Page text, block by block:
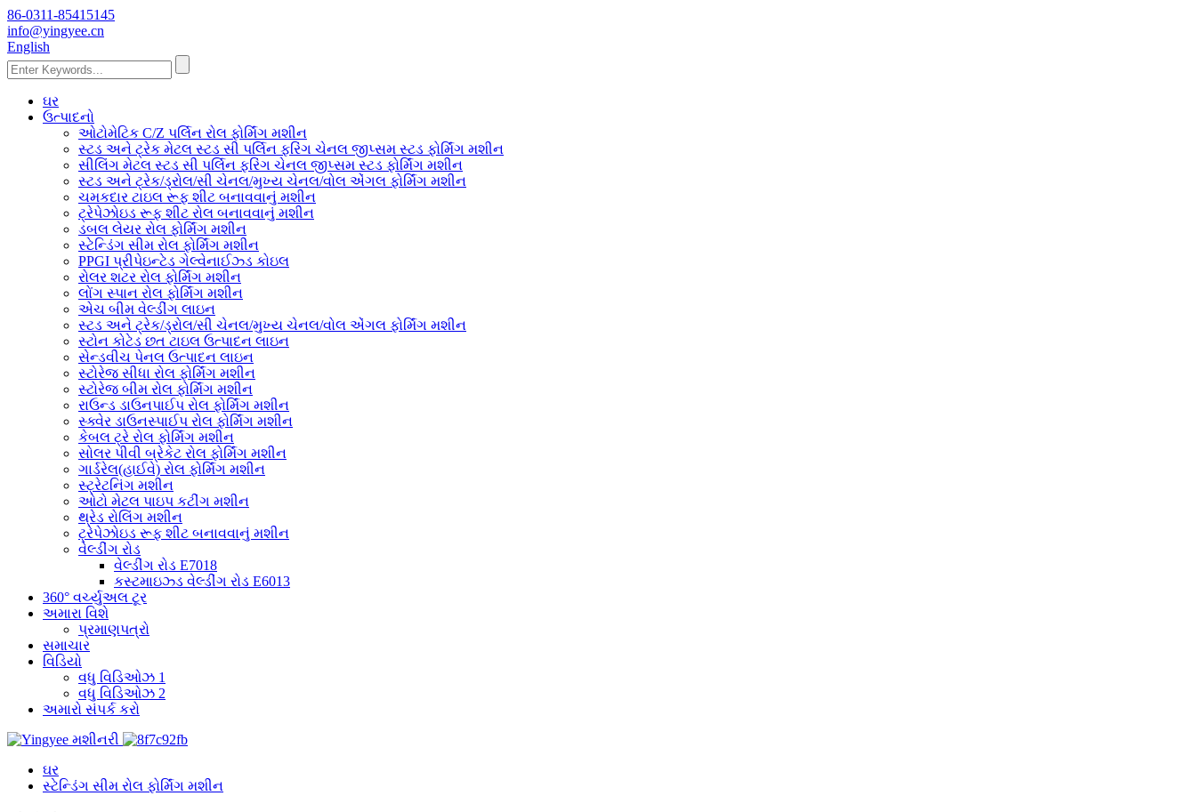
86-0311-85415145
info@yingyee.cn
English
ઘર
ઉત્પાદનો
ઓટોમેટિક C/Z પર્લિન રોલ ફોર્મિંગ મશીન
સ્ટડ અને ટ્રેક મેટલ સ્ટડ સી પર્લિન ફરિંગ ચેનલ જીપ્સમ સ્ટડ ફોર્મિંગ મશીન
સીલિંગ મેટલ સ્ટડ સી પર્લિન ફરિંગ ચેનલ જીપ્સમ સ્ટડ ફોર્મિંગ મશીન
સ્ટડ અને ટ્રેક/ડ્રોલ/સી ચેનલ/મુખ્ય ચેનલ/વોલ એંગલ ફોર્મિંગ મશીન
ચમકદાર ટાઇલ રૂફ શીટ બનાવવાનું મશીન
ટ્રેપેઝોઇડ રૂફ શીટ રોલ બનાવવાનું મશીન
ડબલ લેયર રોલ ફોર્મિંગ મશીન
સ્ટેન્ડિંગ સીમ રોલ ફોર્મિંગ મશીન
PPGI પ્રીપેઇન્ટેડ ગેલ્વેનાઈઝ્ડ કોઇલ
રોલર શટર રોલ ફોર્મિંગ મશીન
લોંગ સ્પાન રોલ ફોર્મિંગ મશીન
એચ બીમ વેલ્ડીંગ લાઇન
સ્ટડ અને ટ્રેક/ડ્રોલ/સી ચેનલ/મુખ્ય ચેનલ/વોલ એંગલ ફોર્મિંગ મશીન
સ્ટોન કોટેડ છત ટાઇલ ઉત્પાદન લાઇન
સેન્ડવીચ પેનલ ઉત્પાદન લાઇન
સ્ટોરેજ સીધા રોલ ફોર્મિંગ મશીન
સ્ટોરેજ બીમ રોલ ફોર્મિંગ મશીન
રાઉન્ડ ડાઉનપાઈપ રોલ ફોર્મિંગ મશીન
સ્ક્વેર ડાઉનસ્પાઈપ રોલ ફોર્મિંગ મશીન
કેબલ ટ્રે રોલ ફોર્મિંગ મશીન
સોલર પીવી બ્રેકેટ રોલ ફોર્મિંગ મશીન
ગાર્ડરેલ(હાઈવે) રોલ ફોર્મિંગ મશીન
સ્ટ્રેટનિંગ મશીન
ઓટો મેટલ પાઇપ કટીંગ મશીન
થ્રેડ રોલિંગ મશીન
ટ્રેપેઝોઇડ રૂફ શીટ બનાવવાનું મશીન
વેલ્ડીંગ રોડ
વેલ્ડીંગ રોડ E7018
કસ્ટમાઇઝ્ડ વેલ્ડીંગ રોડ E6013
360° વર્ચ્યુઅલ ટૂર
અમારા વિશે
પ્રમાણપત્રો
સમાચાર
વિડિયો
વધુ વિડિઓઝ 1
વધુ વિડિઓઝ 2
અમારો સંપર્ક કરો
ઘર
સ્ટેન્ડિંગ સીમ રોલ ફોર્મિંગ મશીન